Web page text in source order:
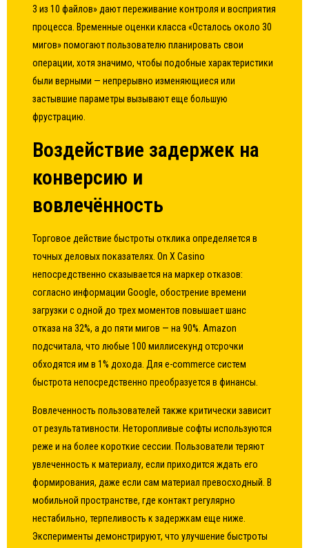
3 из 10 файлов» дают переживание контроля и восприятия
процесса. Временные оценки класса «Осталось около 30
мигов» помогают пользователю планировать свои
операции, хотя значимо, чтобы подобные характеристики
были верными — непрерывно изменяющиеся или
застывшие параметры вызывают еще большую
фрустрацию.
Воздействие задержек на
конверсию и
вовлечённость
Торговое действие быстроты отклика определяется в
точных деловых показателях. On X Casino
непосредственно сказывается на маркер отказов:
согласно информации Google, обострение времени
загрузки с одной до трех моментов повышает шанс
отказа на 32%, а до пяти мигов — на 90%. Amazon
подсчитала, что любые 100 миллисекунд отсрочки
обходятся им в 1% дохода. Для e-commerce систем
быстрота непосредственно преобразуется в финансы.
Вовлеченность пользователей также критически зависит
от результативности. Неторопливые софты используются
реже и на более короткие сессии. Пользователи теряют
увлеченность к материалу, если приходится ждать его
формирования, даже если сам материал превосходный. В
мобильной пространстве, где контакт регулярно
нестабильно, терпеливость к задержкам еще ниже.
Эксперименты демонстрируют, что улучшение быстроты